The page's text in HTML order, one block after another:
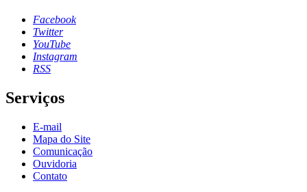
Facebook
Twitter
YouTube
Instagram
RSS
Serviços
E-mail
Mapa do Site
Comunicação
Ouvidoria
Contato